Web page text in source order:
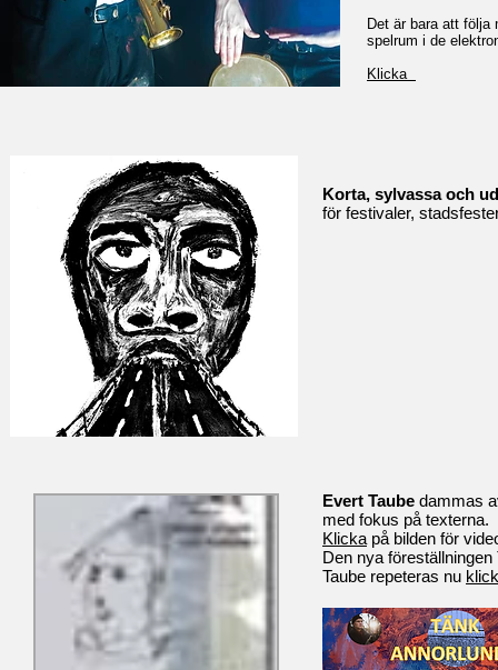
Det är bara att
spelrum i de
Klicka
Korta, sylvassa och
för festivaler,
Evert Taube dammas
med fokus på texterna.
Klicka på bilden för
Den nya föreställningen
Taube repeteras nu